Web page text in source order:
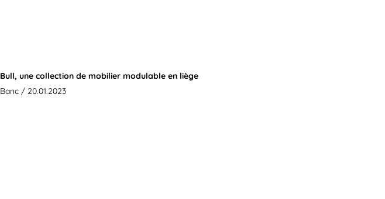
Bull, une collection de mobilier modulable en liège
Banc / 20.01.2023